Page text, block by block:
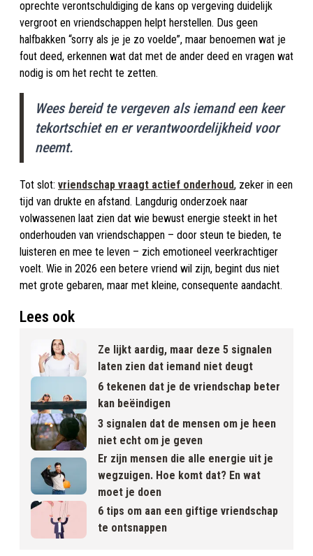
oprechte verontschuldiging de kans op vergeving duidelijk
vergroot en vriendschappen helpt herstellen. Dus geen
halfbakken “sorry als je je zo voelde”, maar benoemen wat je
fout deed, erkennen wat dat met de ander deed en vragen wat
nodig is om het recht te zetten.
Wees bereid te vergeven als iemand een keer
tekortschiet en er verantwoordelijkheid voor
neemt.​
Tot slot: vriendschap vraagt actief onderhoud, zeker in een
tijd van drukte en afstand. Langdurig onderzoek naar
volwassenen laat zien dat wie bewust energie steekt in het
onderhouden van vriendschappen – door steun te bieden, te
luisteren en mee te leven – zich emotioneel veerkrachtiger
voelt. Wie in 2026 een betere vriend wil zijn, begint dus niet
met grote gebaren, maar met kleine, consequente aandacht.
Lees ook
Ze lijkt aardig, maar deze 5 signalen
laten zien dat iemand niet deugt
6 tekenen dat je de vriendschap beter
kan beëindigen
3 signalen dat de mensen om je heen
niet echt om je geven
Er zijn mensen die alle energie uit je
wegzuigen. Hoe komt dat? En wat
moet je doen
6 tips om aan een giftige vriendschap
te ontsnappen